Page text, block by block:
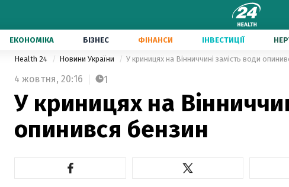
ЕКОНОМІКА БІЗНЕС ФІНАНСИ ІНВЕСТИЦІЇ
Health 24 Новини України У криницях на Вінниччині замість води
4 жовтня, 20:16 1
У криницях на
опинився бензин